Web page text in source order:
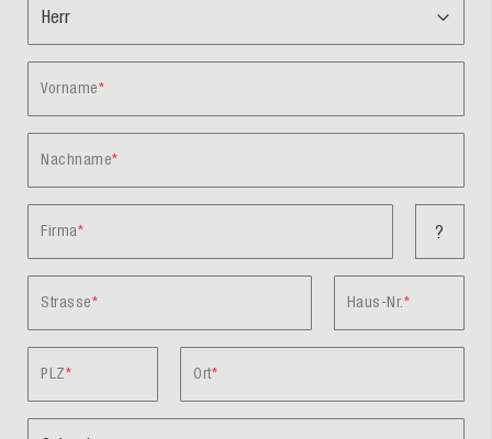
Vorname
Nachname
Firma ?
Strasse Haus-Nr.
PLZ Ort